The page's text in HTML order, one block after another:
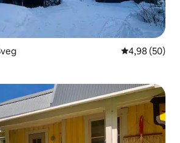
prosječna
4,98 (50)